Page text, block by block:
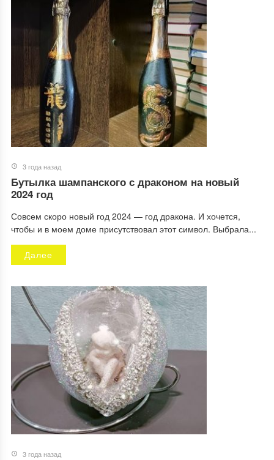
3 года назад
Бутылка шампанского с драконом на новый
2024 год
Совсем скоро новый год 2024 — год дракона. И хочется,
чтобы и в моем доме присутствовал этот символ. Выбрала...
Далее
3 года назад